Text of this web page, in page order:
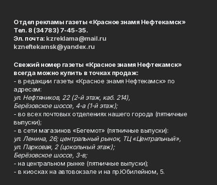
Отдел рекламы газеты «Красное знамя Нефтекамск»
Тел. 8 (34783) 7-45-35.
Эл. почта: kzreklama@mail.ru
kzneftekamsk@yandex.ru
Свежий номер газеты «Красное знамя Нефтекамск»
всегда можно купить в точках продаж:
- в редакции газеты «Красное знамя Нефтекамск» по
адресам:
ул. Нефтяников, 22 (2-й этаж, каб. 214),
Берёзовское шоссе, 4-а (1-й этаж);
- во всех почтовых отделениях нашего города (пятничные
выпуски);
- в сети магазинов «Бегемот» (пятничные выпуски):
ул. Ленина, 26; центральный рынок, ТЦ «Центральный»,
ул. Парковая, 2 (цокольный этаж);
Берёзовское шоссе, 3-в;
- на центральном рынке (пятничные выпуски);
- в киосках на автовокзале и на пр.Юбилейном, 5.